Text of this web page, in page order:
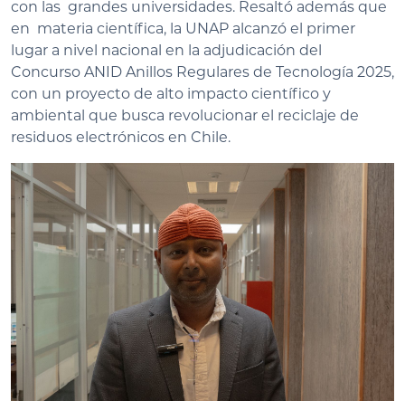
con las grandes universidades. Resaltó además que
en materia científica, la UNAP alcanzó el primer
lugar a nivel nacional en la adjudicación del
Concurso ANID Anillos Regulares de Tecnología 2025,
con un proyecto de alto impacto científico y
ambiental que busca revolucionar el reciclaje de
residuos electrónicos en Chile.